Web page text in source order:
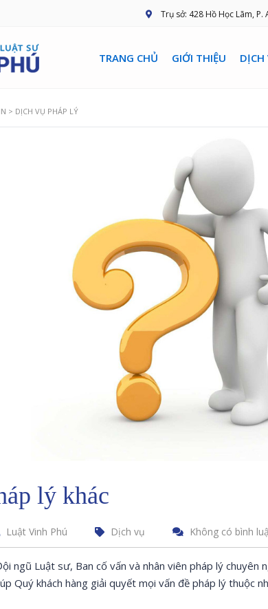
Trụ sở: 428 Hồ Học Lãm, P.
TRANG CHỦ GIỚI THIỆU DỊCH
> DỊCH VỤ PHÁP LÝ
lý khác
Luật Vinh Phú Dịch vụ Không có bình
ngũ Luật sư, Ban cố vấn và nhân viên pháp lý chuyên
Quý khách hàng giải quyết mọi vấn đề pháp lý thuộc
Trưởng chi nhánh văn phòng
LÊ THỊ KIM HÀ
Luật sư chuyên nghiệp